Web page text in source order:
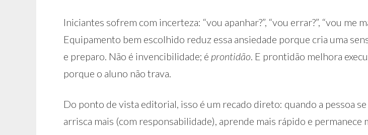
Iniciantes sofrem com incerteza: “vou apanhar?”, “vou errar?”, “vou me
Equipamento bem escolhido reduz essa ansiedade porque cria uma
e preparo. Não é invencibilidade; é prontidão. E prontidão melhora
porque o aluno não trava.
Do ponto de vista editorial, isso é um recado direto: quando a pessoa
arrisca mais (com responsabilidade), aprende mais rápido e permanece